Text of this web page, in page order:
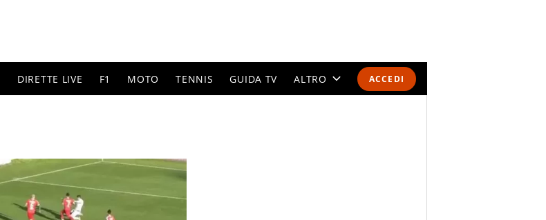
ACCEDI
DIRETTE LIVE F1 MOTO TENNIS GUIDA TV ALTRO